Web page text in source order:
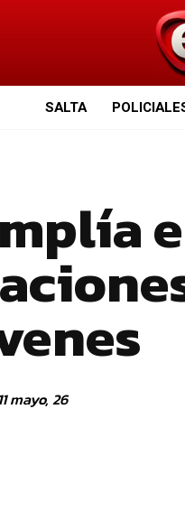
SALTA
11 mayo, 26